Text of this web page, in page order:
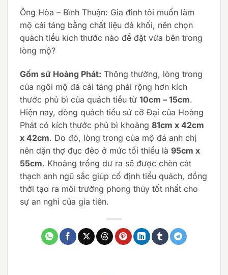
Ông Hòa – Bình Thuận: Gia đình tôi muốn làm
mộ cải táng bằng chất liệu đá khối, nên chọn
quách tiểu kích thước nào để đặt vừa bên trong
lòng mộ?
Gốm sứ Hoàng Phát: Thông thường, lòng trong
của ngôi mộ đá cải táng phải rộng hơn kích
thước phủ bì của quách tiểu từ 10cm – 15cm.
Hiện nay, dòng quách tiểu sứ cỡ Đại của Hoàng
Phát có kích thước phủ bì khoảng 81cm x 42cm
x 42cm. Do đó, lòng trong của mộ đá anh chị
nên dặn thợ đục đẽo ở mức tối thiểu là 95cm x
55cm. Khoảng trống dư ra sẽ được chèn cát
thạch anh ngũ sắc giúp cố định tiểu quách, đồng
thời tạo ra môi trường phong thủy tốt nhất cho
sự an nghỉ của gia tiên.